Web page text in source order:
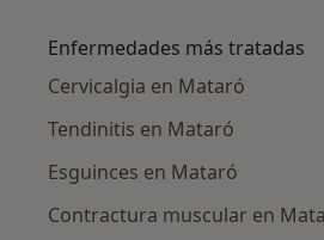
Enfermedades más tratadas
Cervicalgia en Mataró
Tendinitis en Mataró
Esguinces en Mataró
Contractura muscular en